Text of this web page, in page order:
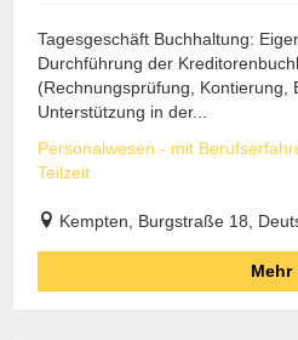
Tagesgeschäft Buchhaltung:
Durchführung der
(Rechnungsprüfung, Kontierung,
Unterstützung in der...
Personalwesen - mit
Teilzeit
Kempten, Burgstraße 18,
Mehr